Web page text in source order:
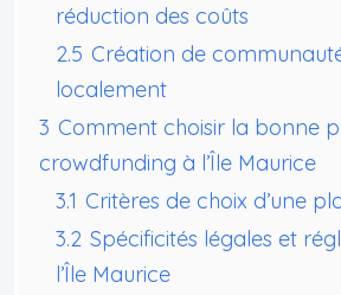
réduction des coûts
2.5 Création de
localement
3 Comment choisir la bonne
crowdfunding à l’Île Maurice
3.1 Critères de choix d’une
3.2 Spécificités légales et
l’Île Maurice